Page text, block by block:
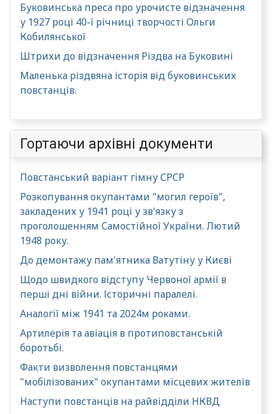
Буковинська преса про урочисте відзначення
у 1927 році 40-ї річниці творчості Ольги
Кобилянської
Штрихи до відзначення Різдва на Буковині
Маленька різдвяна історія від буковинських
повстанців.
Гортаючи архівні документи
Повстанський варіант гімну СРСР
Розкопування окупантами "могил героїв",
закладених у 1941 році у зв'язку з
проголошенням Самостійної України. Лютий
1948 року.
До демонтажу пам'ятника Ватутіну у Києві
Щодо швидкого відступу Червоної армії в
перші дні війни. Історичні паралелі.
Аналогії між 1941 та 2024м роками.
Артилерія та авіація в протиповстанській
боротьбі.
Факти визволення повстанцями
"мобілізованих" окупантами місцевих жителів
Наступи повстанців на райвідділи НКВД